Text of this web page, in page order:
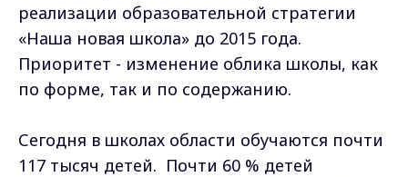
реализации образовательной стратегии
«Наша новая школа» до 2015 года.
Приоритет - изменение облика школы, как
по форме, так и по содержанию.
Сегодня в школах области обучаются почти
117 тысяч детей. Почти 60 % детей